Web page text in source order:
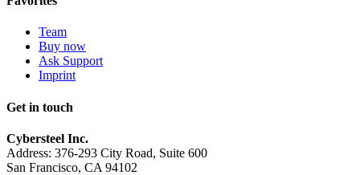
Team
Buy now
Ask Support
Imprint
Get in touch
Cybersteel Inc.
Address: 376-293 City Road, Suite 600
San Francisco, CA 94102